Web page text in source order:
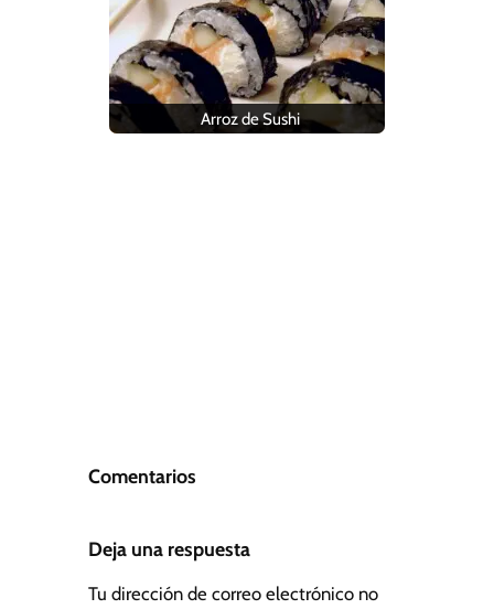
Arroz de Sushi
Comentarios
Deja una respuesta
Tu dirección de correo electrónico no